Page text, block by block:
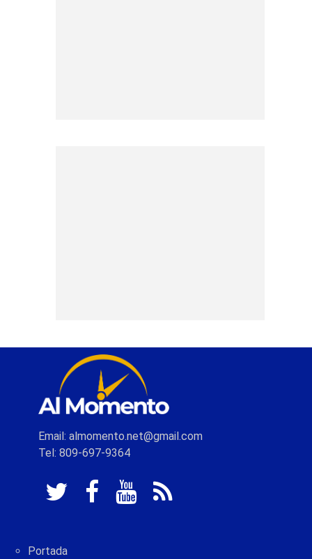
Email: almomento.net@gmail.com
Tel: 809-697-9364
Portada